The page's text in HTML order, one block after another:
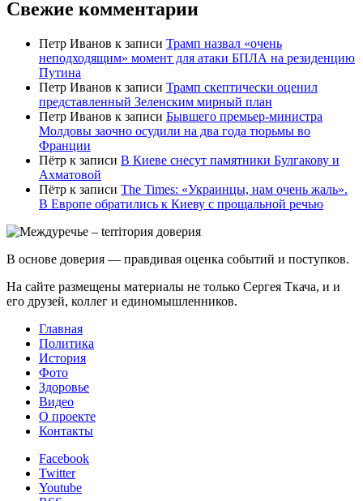
Свежие комментарии
Петр Иванов к записи Трамп назвал «очень
неподходящим» момент для атаки БПЛА на резиденцию
Путина
Петр Иванов к записи Трамп скептически оценил
представленный Зеленским мирный план
Петр Иванов к записи Бывшего премьер-министра
Молдовы заочно осудили на два года тюрьмы во
Франции
Пётр к записи В Киеве снесут памятники Булгакову и
Ахматовой
Пётр к записи Тhe Times: «Украинцы, нам очень жаль».
В Европе обратились к Киеву с прощальной речью
В основе доверия — правдивая оценка событий и поступков.
На сайте размещены материалы не только Сергея Ткача, и и
его друзей, коллег и единомышленников.
Главная
Политика
История
Фото
Здоровье
Видео
О проекте
Контакты
Facebook
Twitter
Youtube